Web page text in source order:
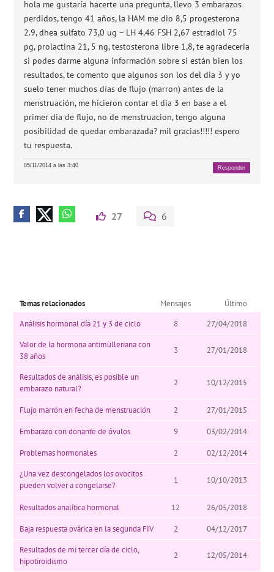
hola me gustaría hacerte una pregunta, llevo 3 embarazos
perdidos, tengo 41 años, la HAM me dio 8,5 progesterona
2.9, dhea sulfato 73,0 ug – LH 4,46 FSH 2,67 estradiol 75
pg, prolactina 21, 5 ng, testosterona libre 1,8, te agradeceria
si podes darme alguna información sobre si están bien los
resultados, te comento que algunos son los del dia 3 y yo
suelo tener muchos días de flujo (marron) antes de la
menstruación, me hicieron contar el dia 3 en base a el
primer dia de flujo, no de menstruacion, tengo alguna
posibilidad de quedar embarazada? mil gracias!!!!! espero
tu respuesta.
05/11/2014 a las 3:40 Responder
27 6
Temas relacionados Mensajes
Último
Análisis hormonal día 21 y 3 de ciclo
8
27/04/2018
Valor de la hormona antimülleriana con
38 años
3 27/01/2018
Resultados de análisis, es posible un
embarazo natural?
2 10/12/2015
Flujo marrón en fecha de menstruación 2 27/01/2015
Embarazo con donante de óvulos 9 03/02/2014
Problemas hormonales 2
02/12/2014
¿Una vez descongelados los ovocitos
pueden volver a congelarse?
1 10/10/2013
Resultados analítica hormonal 12 26/05/2018
Baja respuesta ovárica en la segunda FIV 2
04/12/2017
Resultados de mi tercer día de ciclo,
hipotiroidismo
2 12/05/2014